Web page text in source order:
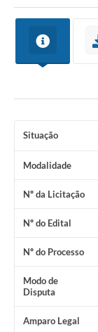
Situação
Modalidade
Nº da Licitação
Nº do Edital
Nº do Processo
Modo de
Disputa
Amparo Legal